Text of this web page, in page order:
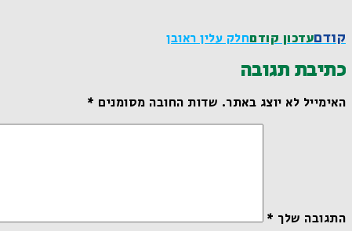
קודםעדכון קודםחלק עלין ראובן
כתיבת תגובה
האימייל לא יוצג באתר. שדות החובה מסומנים *
התגובה שלך *